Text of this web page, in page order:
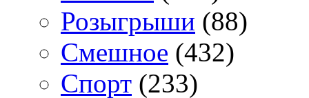
Розыгрыши (88)
Смешное (432)
Спорт (233)